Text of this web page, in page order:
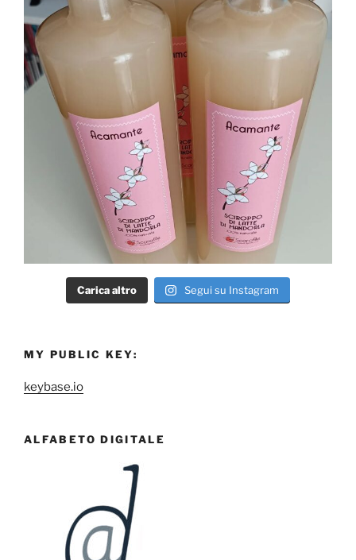
Carica altro Segui su Instagram
MY PUBLIC KEY:
keybase.io
ALFABETO DIGITALE